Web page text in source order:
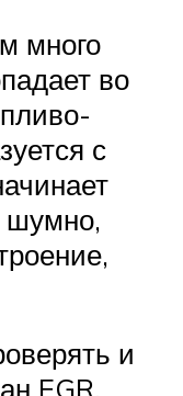
много
во
с
шумно,
и
EGR.